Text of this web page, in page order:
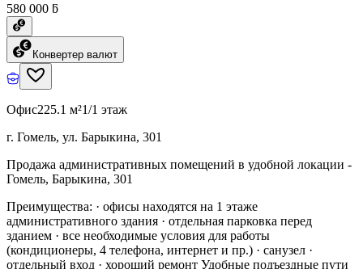
580 000 ƃ
Конвертер валют
Офис225.1 м²1/1 этаж
г. Гомель, ул. Барыкина, 301
Продажа административных помещений в удобной локации -
Гомель, Барыкина, 301
Преимущества: · офисы находятся на 1 этаже
административного здания · отдельная парковка перед
зданием · все необходимые условия для работы
(кондиционеры, 4 телефона, интернет и пр.) · санузел ·
отдельный вход · хороший ремонт Удобные подъездные пути